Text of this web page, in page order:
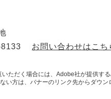
8133 お問い合わせはこち
ただく場合には、Adobe社が提供す
い方は、バナーのリンク先からダウン